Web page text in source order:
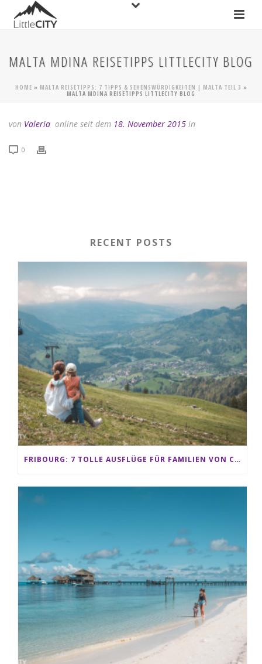
MALTA MDINA REISETIPPS LITTLECITY BLOG
HOME » MALTA REISETIPPS: 7 TIPPS & SEHENSWÜRDIGKEITEN | MALTA TEIL 3 »
MALTA MDINA REISETIPPS LITTLECITY BLOG
von Valeria online seit dem 18. November 2015 in
0
RECENT POSTS
FRIBOURG: 7 TOLLE AUSFLÜGE FÜR FAMILIEN VON CHARMEY BIS LES PACCOTS